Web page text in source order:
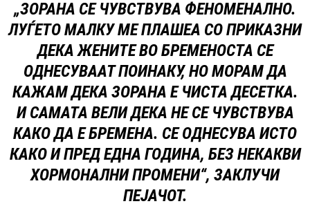
„ЗОРАНА СЕ ЧУВСТВУВА ФЕНОМЕНАЛНО.
ЛУЃЕТО МАЛКУ МЕ ПЛАШЕА СО ПРИКАЗНИ
ДЕКА ЖЕНИТЕ ВО БРЕМЕНОСТА СЕ
ОДНЕСУВААТ ПОИНАКУ, НО МОРАМ ДА
КАЖАМ ДЕКА ЗОРАНА Е ЧИСТА ДЕСЕТКА.
И САМАТА ВЕЛИ ДЕКА НЕ СЕ ЧУВСТВУВА
КАКО ДА Е БРЕМЕНА. СЕ ОДНЕСУВА ИСТО
КАКО И ПРЕД ЕДНА ГОДИНА, БЕЗ НЕКАКВИ
ХОРМОНАЛНИ ПРОМЕНИ“, ЗАКЛУЧИ
ПЕЈАЧОТ.